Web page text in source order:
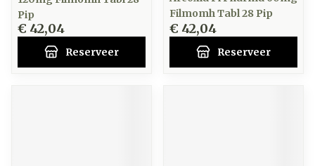
Pip
€ 42,04
Reserveer
Filmomh Tabl 28 Pip
€ 42,04
Reserveer